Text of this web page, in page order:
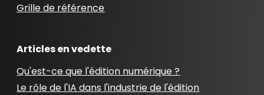
Grille de référence
Articles en vedette
Qu'est-ce que l'édition numérique ?
Le rôle de l'IA dans l'industrie de l'édition